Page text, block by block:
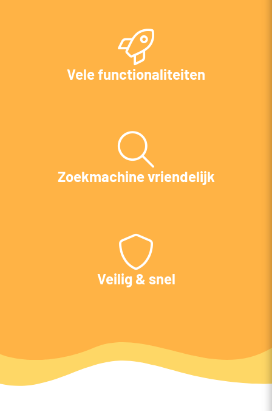
Vele functionaliteiten
Zoekmachine vriendelijk
Veilig & snel